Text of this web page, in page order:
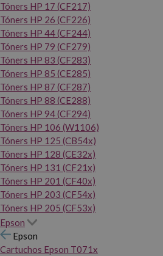
Tóners HP 17 (CF217)
Tóners HP 26 (CF226)
Tóners HP 44 (CF244)
Tóners HP 79 (CF279)
Tóners HP 83 (CF283)
Tóners HP 85 (CE285)
Tóners HP 87 (CF287)
Tóners HP 88 (CE288)
Tóners HP 94 (CF294)
Tóners HP 106 (W1106)
Tóners HP 125 (CB54x)
Tóners HP 128 (CE32x)
Tóners HP 131 (CF21x)
Tóners HP 201 (CF40x)
Tóners HP 203 (CF54x)
Tóners HP 205 (CF53x)
Epson
Epson
Cartuchos Epson T071x